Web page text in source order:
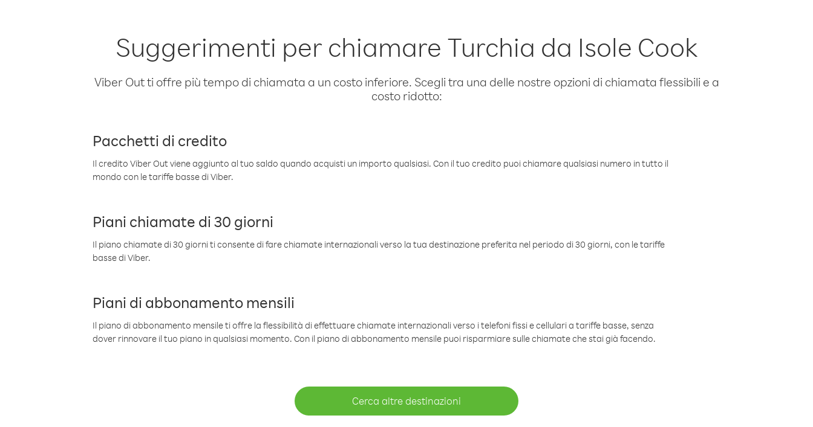
Suggerimenti per chiamare Turchia da Isole Cook
Viber Out ti offre più tempo di chiamata a un costo inferiore. Scegli tra una delle nostre opzioni di chiamata flessibili e a
costo ridotto:
Pacchetti di credito
Il credito Viber Out viene aggiunto al tuo saldo quando acquisti un importo qualsiasi. Con il tuo credito puoi chiamare qualsiasi numero in tutto il
mondo con le tariffe basse di Viber.
Piani chiamate di 30 giorni
Il piano chiamate di 30 giorni ti consente di fare chiamate internazionali verso la tua destinazione preferita nel periodo di 30 giorni, con le tariffe
basse di Viber.
Piani di abbonamento mensili
Il piano di abbonamento mensile ti offre la flessibilità di effettuare chiamate internazionali verso i telefoni fissi e cellulari a tariffe basse, senza
dover rinnovare il tuo piano in qualsiasi momento. Con il piano di abbonamento mensile puoi risparmiare sulle chiamate che stai già facendo.
Cerca altre destinazioni